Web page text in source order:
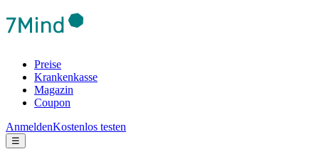
Preise
Krankenkasse
Magazin
Coupon
AnmeldenKostenlos testen
☰